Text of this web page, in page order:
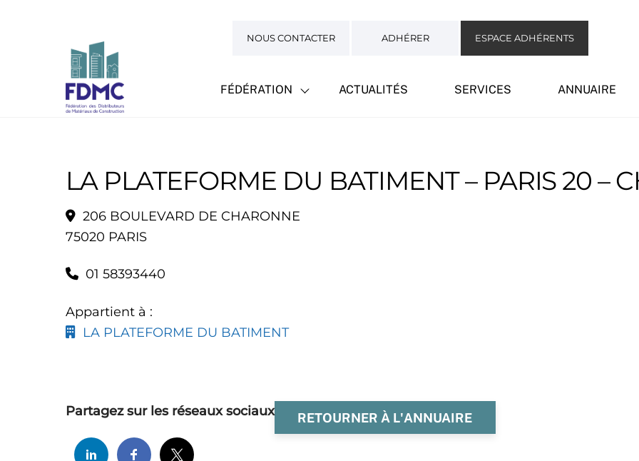
NOUS CONTACTER ADHÉRER ESPACE ADHÉRENTS
FÉDÉRATION ACTUALITÉS SERVICES ANNUAIRE
LA PLATEFORME DU BATIMENT – PARIS 20 –
206 BOULEVARD DE CHARONNE
75020 PARIS
01 58393440
Appartient à :
LA PLATEFORME DU BATIMENT
RETOURNER À L'ANNUAIRE
Partagez sur les réseaux sociaux